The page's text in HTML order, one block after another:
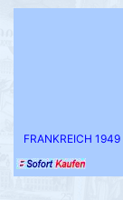
FRANKREICH